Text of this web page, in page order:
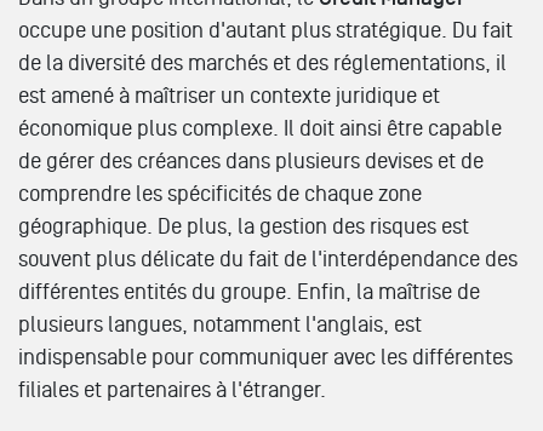
occupe une position d'autant plus stratégique. Du fait
de la diversité des marchés et des réglementations, il
est amené à maîtriser un contexte juridique et
économique plus complexe. Il doit ainsi être capable
de gérer des créances dans plusieurs devises et de
comprendre les spécificités de chaque zone
géographique. De plus, la gestion des risques est
souvent plus délicate du fait de l'interdépendance des
différentes entités du groupe. Enfin, la maîtrise de
plusieurs langues, notamment l'anglais, est
indispensable pour communiquer avec les différentes
filiales et partenaires à l'étranger.